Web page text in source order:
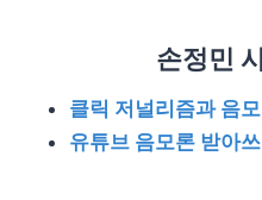
손정민
클릭 저널리즘과 음
유튜브 음모론 받아